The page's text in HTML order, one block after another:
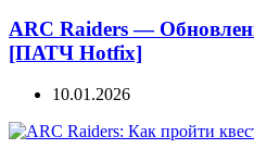
ARC Raiders —
[ПАТЧ Hotfix]
10.01.2026